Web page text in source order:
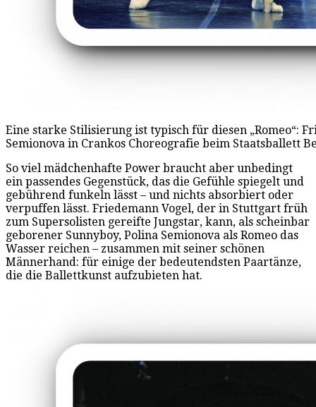
Eine starke Stilisierung ist typisch für diesen „Romeo“:
Semionova in Crankos Choreografie beim Staatsballett
So viel mädchenhafte Power braucht aber unbedingt
ein passendes Gegenstück, das die Gefühle spiegelt und
gebührend funkeln lässt – und nichts absorbiert oder
verpuffen lässt. Friedemann Vogel, der in Stuttgart früh
zum Supersolisten gereifte Jungstar, kann, als scheinbar
geborener Sunnyboy, Polina Semionova als Romeo das
Wasser reichen – zusammen mit seiner schönen
Männerhand: für einige der bedeutendsten Paartänze,
die die Ballettkunst aufzubieten hat.